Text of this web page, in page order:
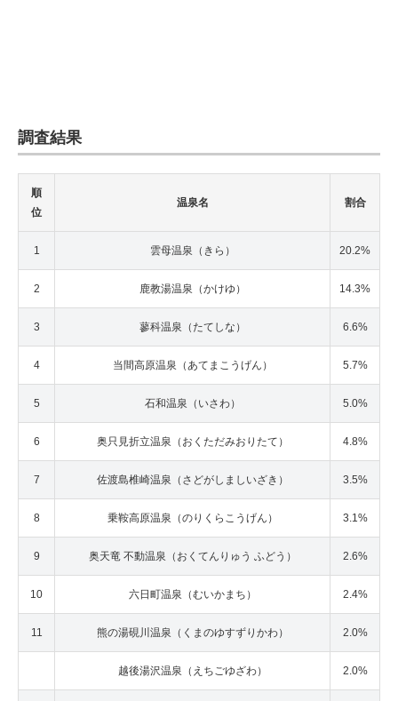
調査結果
順
位
温泉名 割合
1 雲母温泉（きら） 20.2%
2 鹿教湯温泉（かけゆ） 14.3%
3 蓼科温泉（たてしな） 6.6%
4 当間高原温泉（あてまこうげん） 5.7%
5 石和温泉（いさわ） 5.0%
6 奥只見折立温泉（おくただみおりたて） 4.8%
7 佐渡島椎崎温泉（さどがしましいざき） 3.5%
8 乗鞍高原温泉（のりくらこうげん） 3.1%
9 奥天竜 不動温泉（おくてんりゅう ふどう） 2.6%
10 六日町温泉（むいかまち） 2.4%
11 熊の湯硯川温泉（くまのゆすずりかわ） 2.0%
越後湯沢温泉（えちごゆざわ） 2.0%